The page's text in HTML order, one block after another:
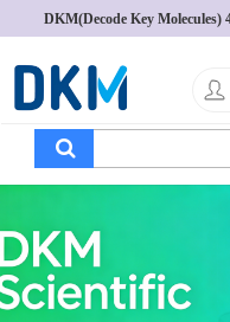
DKM(Decode Key Molecules)